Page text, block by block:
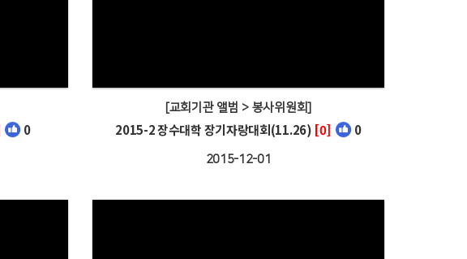
0
[교회기관 앨범 > 봉사위원회]
2015-2 장수대학 장기자랑대회(11.26) [0] 0
2015-12-01